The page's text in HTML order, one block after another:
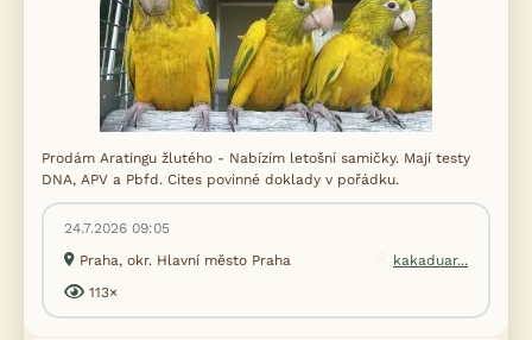
Prodám Aratingu žlutého - Nabízím letošní samičky. Mají testy
DNA, APV a Pbfd. Cites povinné doklady v pořádku.
24.7.2026 09:05
Praha, okr. Hlavní město Praha
kakaduar...
113×